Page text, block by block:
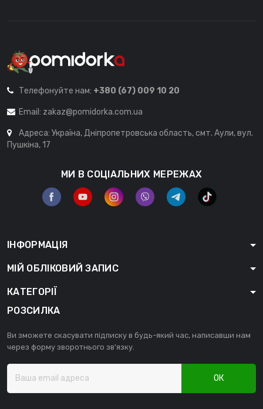
Телефонуйте нам: +380 (67) 009 10 20
Email: zakaz@pomidorka.com.ua
Адреса: Україна, Дніпропетровська область, смт. Аули, вул.
Пушкіна, 17
МИ В СОЦІАЛЬНИХ МЕРЕЖАХ
ІНФОРМАЦІЯ
МІЙ ОБЛІКОВИЙ ЗАПИС
КАТЕГОРІЇ
РОЗСИЛКА
Ви зможете скасувати підписку в будь-який час, написавши нам
через форму зворотнього зв'язку.
ОК